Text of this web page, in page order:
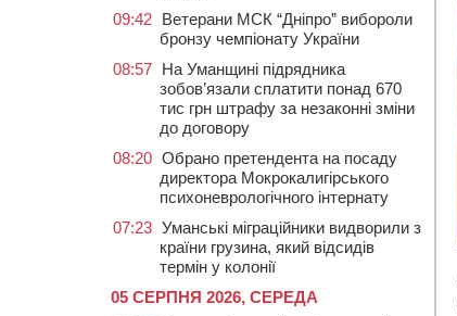
09:42 Ветерани МСК “Дніпро” вибороли
бронзу чемпіонату України
08:57 На Уманщині підрядника
зобов’язали сплатити понад 670
тис грн штрафу за незаконні зміни
до договору
08:20 Обрано претендента на посаду
директора Мокрокалигірського
психоневрологічного інтернату
07:23 Уманські міграційники видворили з
країни грузина, який відсидів
термін у колонії
05 СЕРПНЯ 2026, СЕРЕДА